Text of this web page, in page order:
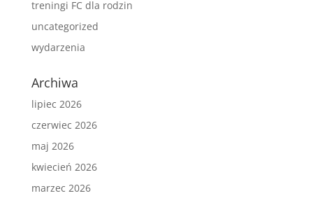
treningi FC dla rodzin
uncategorized
wydarzenia
Archiwa
lipiec 2026
czerwiec 2026
maj 2026
kwiecień 2026
marzec 2026